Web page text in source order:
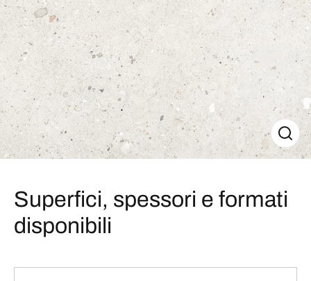
Superfici, spessori e formati
disponibili